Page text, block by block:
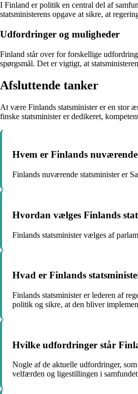
I Finland er politik en central del af
statsministerens opgave at sikre, at
Udfordringer og muligheder
Finland står over for forskellige
spørgsmål. Det er vigtigt, at
Afsluttende tanker
At være Finlands statsminister er en stor
finske statsminister er dedikeret,
Hvem er Finlands
Finlands nuværende statsminister er
Hvordan vælges Finlands
Finlands statsminister vælges af
Hvad er Finlands
Finlands statsminister er lederen af
politik og sikre, at den bliver
Hvilke udfordringer står
Nogle af de aktuelle udfordringer,
velfærden og ligestillingen i